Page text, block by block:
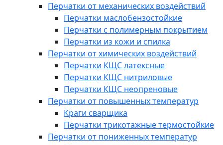
Перчатки от механических воздействий
Перчатки маслобензостойкие
Перчатки с полимерным покрытием
Перчатки из кожи и спилка
Перчатки от химических воздействий
Перчатки КЩС латексные
Перчатки КЩС нитриловые
Перчатки КЩС неопреновые
Перчатки от повышенных температур
Краги сварщика
Перчатки трикотажные термостойкие
Перчатки от пониженных температур